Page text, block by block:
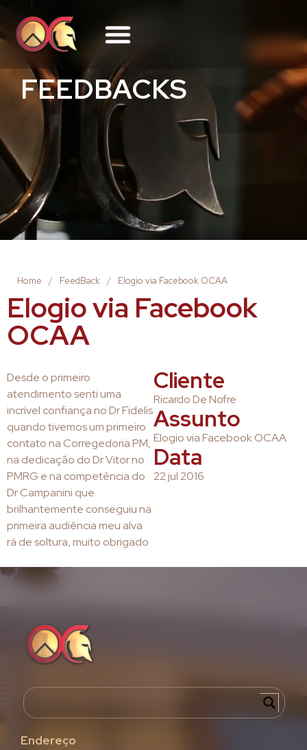
FEEDBACKS
Home / FeedBack / Elogio via Facebook OCAA
Elogio via Facebook
OCAA
Desde o primeiro
atendimento senti uma
incrível confiança no Dr Fidelis
quando tivemos um primeiro
contato na Corregedoria PM,
na dedicação do Dr Vitor no
PMRG e na competência do
Dr Campanini que
brilhantemente conseguiu na
primeira audiência meu alva
rá de soltura, muito obrigado
Cliente
Ricardo De Nofre
Assunto
Elogio via Facebook OCAA
Data
22 jul 2016
Endereço